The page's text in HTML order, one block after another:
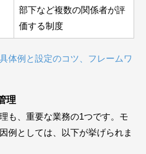
部下など複数の関係者が評
価する制度
体例と設定のコツ、フレームワ
理
も、重要な業務の1つです。モ
例としては、以下が挙げられま